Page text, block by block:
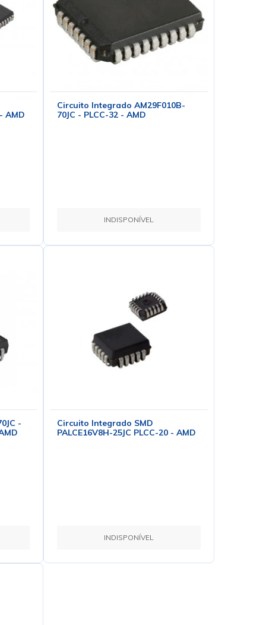
AMD
Circuito Integrado AM29F010B-
70JC - PLCC-32 - AMD
INDISPONÍVEL
-
Circuito Integrado SMD
PALCE16V8H-25JC PLCC-20 - AMD
INDISPONÍVEL